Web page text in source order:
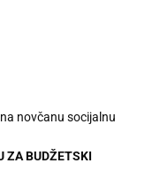
novčanu socijalnu
ZA BUDŽETSKI